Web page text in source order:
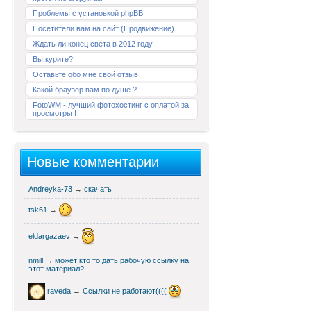
Проблемы с установкой phpBB
Посетители вам на сайт (Продвижение)
Ждать ли конец света в 2012 году
Вы курите?
Оставьте обо мне свой отзыв
Какой браузер вам по душе ?
FotoWM - лучший фотохостинг с оплатой за
просмотры !
Новые комментарии
Andreyka-73 → скачать
tsk61 →
eldargazaev →
nmill → может кто то дать рабочую ссылку на
этот материал?
raveda → Ссылки не работают((((